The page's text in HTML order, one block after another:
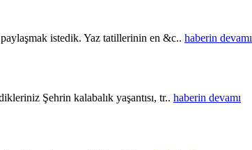
istedik. Yaz tatillerinin en &c.. haberin devamı
Şehrin kalabalık yaşantısı, tr.. haberin devamı